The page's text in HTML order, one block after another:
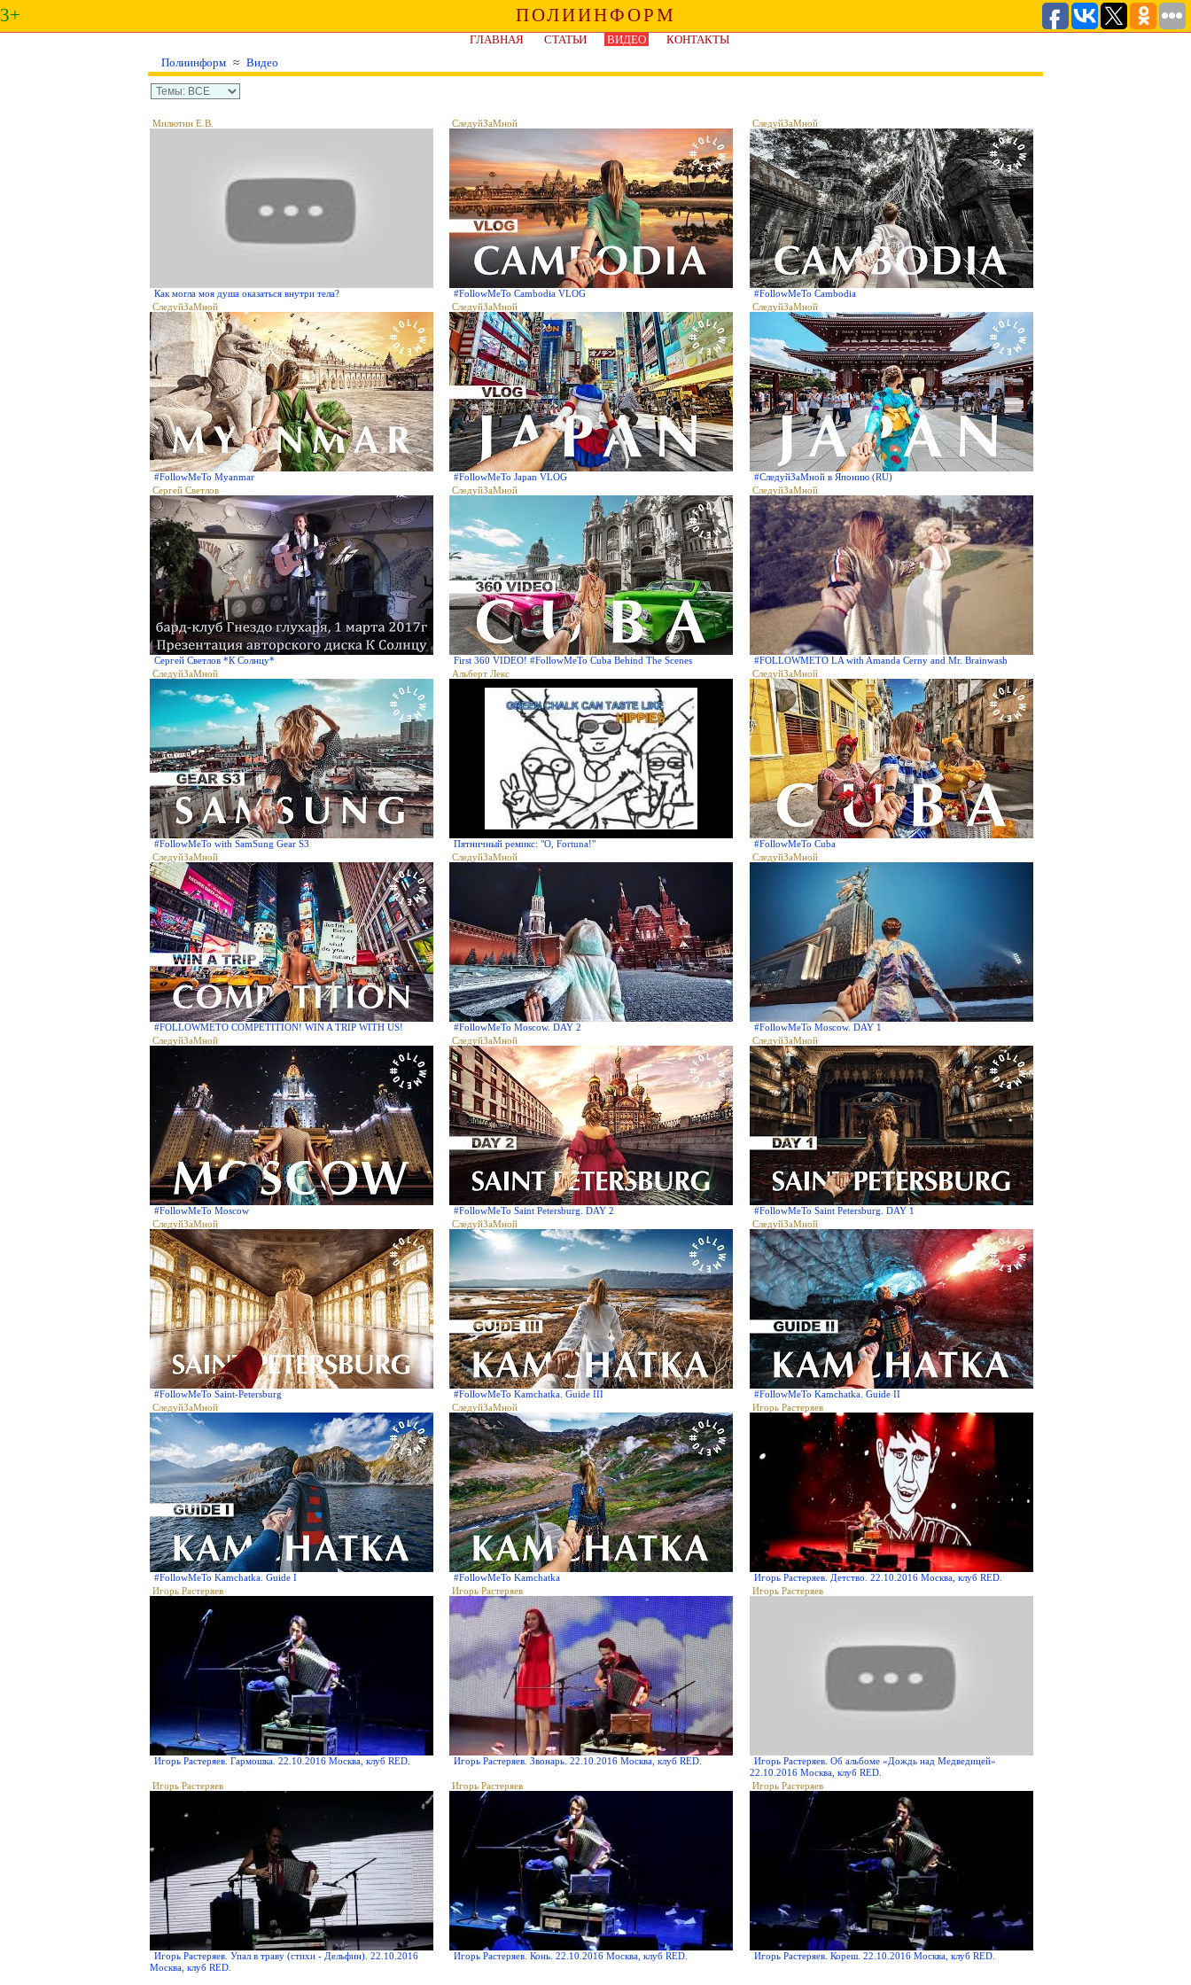
3+ ПОЛИИНФОРМ
ГЛАВНАЯ СТАТЬИ ВИДЕО
КОНТАКТЫ
Полиинформ ≈ Видео
Милютин Е.В.
Как могла моя душа оказаться внутри тела?
СледуйЗаМной
#FollowMeTo Cambodia VLOG
СледуйЗаМной
#FollowMeTo Cambodia
СледуйЗаМной
#FollowMeTo Myanmar
СледуйЗаМной
#FollowMeTo Japan VLOG
СледуйЗаМной
#СледуйЗаМной в Японию (RU)
Сергей Светлов
Сергей Светлов *К Солнцу*
СледуйЗаМной
First 360 VIDEO! #FollowMeTo Cuba Behind The Scenes
СледуйЗаМной
#FOLLOWMETO LA with Amanda Cerny and Mr. Brainwash
СледуйЗаМной
#FollowMeTo with SamSung Gear S3
Альберт Лекс
Пятничный ремикс: "O, Fortuna!"
СледуйЗаМной
#FollowMeTo Cuba
СледуйЗаМной
#FOLLOWMETO COMPETITION! WIN A TRIP WITH US!
СледуйЗаМной
#FollowMeTo Moscow. DAY 2
СледуйЗаМной
#FollowMeTo Moscow. DAY 1
СледуйЗаМной
#FollowMeTo Moscow
СледуйЗаМной
#FollowMeTo Saint Petersburg. DAY 2
СледуйЗаМной
#FollowMeTo Saint Petersburg. DAY 1
СледуйЗаМной
#FollowMeTo Saint-Petersburg
СледуйЗаМной
#FollowMeTo Kamchatka. Guide III
СледуйЗаМной
#FollowMeTo Kamchatka. Guide II
СледуйЗаМной
#FollowMeTo Kamchatka. Guide I
СледуйЗаМной
#FollowMeTo Kamchatka
Игорь Растеряев
Игорь Растеряев. Детство. 22.10.2016 Москва, клуб RED.
Игорь Растеряев
Игорь Растеряев. Гармошка. 22.10.2016 Москва, клуб RED.
Игорь Растеряев
Игорь Растеряев. Звонарь. 22.10.2016 Москва, клуб RED.
Игорь Растеряев
Игорь Растеряев. Об альбоме «Дождь над Медведицей»
22.10.2016 Москва, клуб RED.
Игорь Растеряев
Игорь Растеряев. Упал в траву (стихи - Дельфин). 22.10.2016
Москва, клуб RED.
Игорь Растеряев
Игорь Растеряев. Конь. 22.10.2016 Москва, клуб RED.
Игорь Растеряев
Игорь Растеряев. Кореш. 22.10.2016 Москва, клуб RED.